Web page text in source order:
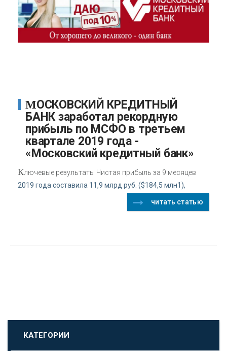
МОСКОВСКИЙ КРЕДИТНЫЙ
БАНК заработал рекордную
прибыль по МСФО в третьем
квартале 2019 года -
«Московский кредитный банк»
Ключевые результаты Чистая прибыль за 9 месяцев
2019 года составила 11,9 млрд руб. ($184,5 млн1),
читать статью
КАТЕГОРИИ